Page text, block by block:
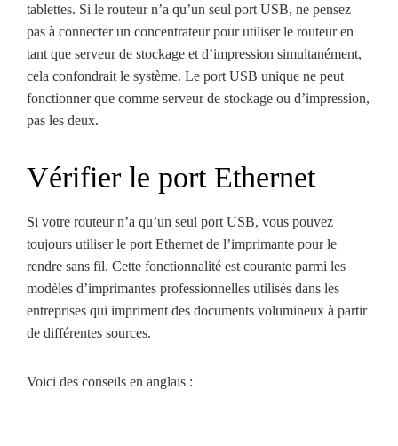
tablettes. Si le routeur n’a qu’un seul port USB, ne pensez
pas à connecter un concentrateur pour utiliser le routeur en
tant que serveur de stockage et d’impression simultanément,
cela confondrait le système. Le port USB unique ne peut
fonctionner que comme serveur de stockage ou d’impression,
pas les deux.
Vérifier le port Ethernet
Si votre routeur n’a qu’un seul port USB, vous pouvez
toujours utiliser le port Ethernet de l’imprimante pour le
rendre sans fil. Cette fonctionnalité est courante parmi les
modèles d’imprimantes professionnelles utilisés dans les
entreprises qui impriment des documents volumineux à partir
de différentes sources.
Voici des conseils en anglais :